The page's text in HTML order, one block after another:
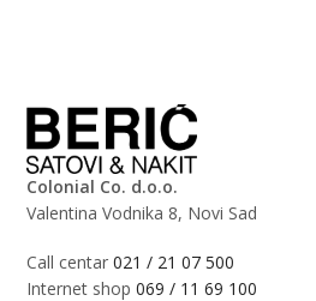
Colonial Co. d.o.o.
Valentina Vodnika 8, Novi Sad
Call centar021 / 21 07 500
Internet shop069 / 11 69 100